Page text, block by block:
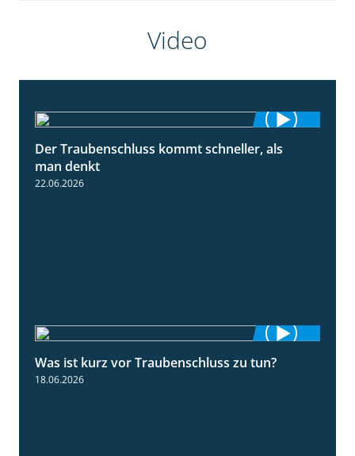
Video
2:39
Der Traubenschluss kommt schneller, als
man denkt
22.06.2026
5:04
Was ist kurz vor Traubenschluss zu tun?
18.06.2026